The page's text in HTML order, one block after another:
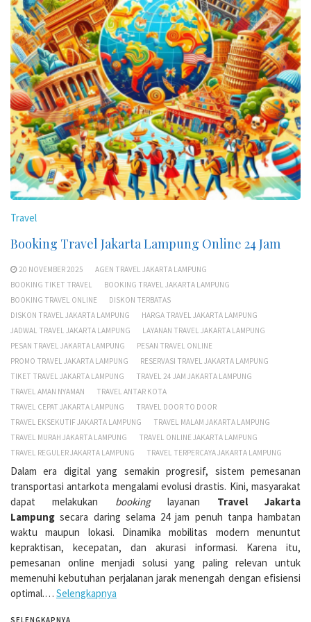
Travel
Booking Travel Jakarta Lampung Online 24 Jam
20 NOVEMBER 2025
AGEN TRAVEL JAKARTA LAMPUNG
BOOKING TIKET TRAVEL
BOOKING TRAVEL JAKARTA LAMPUNG
BOOKING TRAVEL ONLINE
DISKON TERBATAS
DISKON TRAVEL JAKARTA LAMPUNG
HARGA TRAVEL JAKARTA LAMPUNG
JADWAL TRAVEL JAKARTA LAMPUNG
LAYANAN TRAVEL JAKARTA LAMPUNG
PESAN TRAVEL JAKARTA LAMPUNG
PESAN TRAVEL ONLINE
PROMO TRAVEL JAKARTA LAMPUNG
RESERVASI TRAVEL JAKARTA LAMPUNG
TIKET TRAVEL JAKARTA LAMPUNG
TRAVEL 24 JAM JAKARTA LAMPUNG
TRAVEL AMAN NYAMAN
TRAVEL ANTAR KOTA
TRAVEL CEPAT JAKARTA LAMPUNG
TRAVEL DOOR TO DOOR
TRAVEL EKSEKUTIF JAKARTA LAMPUNG
TRAVEL MALAM JAKARTA LAMPUNG
TRAVEL MURAH JAKARTA LAMPUNG
TRAVEL ONLINE JAKARTA LAMPUNG
TRAVEL REGULER JAKARTA LAMPUNG
TRAVEL TERPERCAYA JAKARTA LAMPUNG
Dalam era digital yang semakin progresif, sistem pemesanan
transportasi antarkota mengalami evolusi drastis. Kini, masyarakat
dapat melakukan bookinglayanan Travel Jakarta
Lampung secara daring selama 24 jam penuh tanpa hambatan
waktu maupun lokasi. Dinamika mobilitas modern menuntut
kepraktisan, kecepatan, dan akurasi informasi. Karena itu,
pemesanan online menjadi solusi yang paling relevan untuk
memenuhi kebutuhan perjalanan jarak menengah dengan efisiensi
optimal.… Selengkapnya